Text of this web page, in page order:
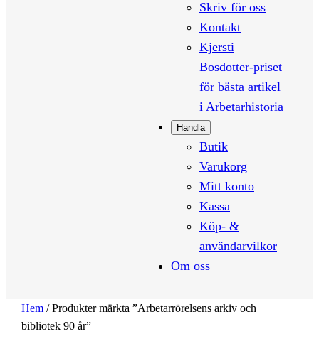
Skriv för oss
Kontakt
Kjersti
Bosdotter-priset
för bästa artikel
i Arbetarhistoria
Handla
Butik
Varukorg
Mitt konto
Kassa
Köp- &
användarvilkor
Om oss
Hem / Produkter märkta ”Arbetarrörelsens arkiv och
bibliotek 90 år”